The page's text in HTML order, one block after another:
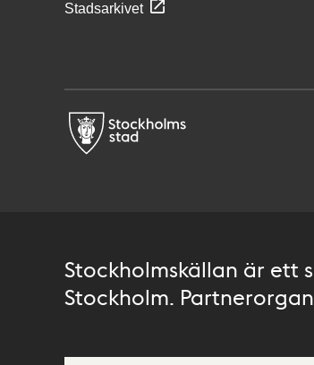
Stadsarkivet
Stockholmskällan är ett
Stockholm.